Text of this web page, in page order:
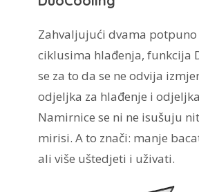
Zahvaljujući dvama
ciklusima hlađenja, funkcija
se za to da se ne odvija
odjeljka za hlađenje i
Namirnice se ni ne isušuju
mirisi. A to znači: manje
ali više uštedjeti i uživati.